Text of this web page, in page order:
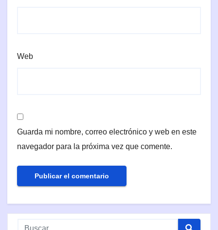
Web
Guarda mi nombre, correo electrónico y web en este
navegador para la próxima vez que comente.